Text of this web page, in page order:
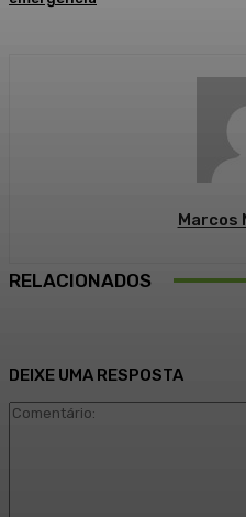
Marcos
RELACIONADOS
DEIXE UMA RESPOSTA